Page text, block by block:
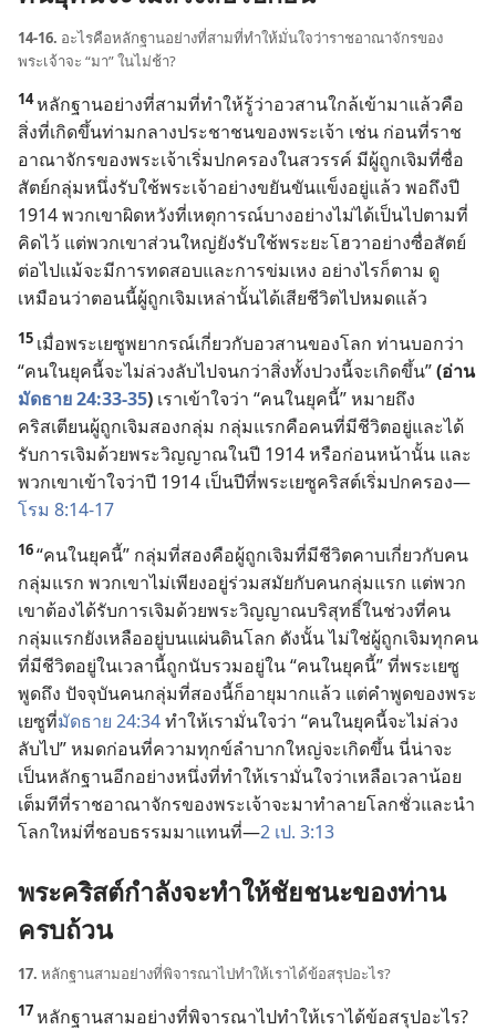
14-16. อะไรคือหลักฐานอย่างที่สามที่ทำให้มั่นใจว่าราชอาณาจักรของ
พระเจ้าจะ “มา” ในไม่ช้า?
14หลักฐานอย่างที่สามที่ทำให้รู้ว่าอวสานใกล้เข้ามาแล้วคือ
สิ่งที่เกิดขึ้นท่ามกลางประชาชนของพระเจ้า เช่น ก่อนที่ราช
อาณาจักรของพระเจ้าเริ่มปกครองในสวรรค์ มีผู้ถูกเจิมที่ซื่อ
สัตย์กลุ่มหนึ่งรับใช้พระเจ้าอย่างขยันขันแข็งอยู่แล้ว พอถึงปี
1914 พวกเขาผิดหวังที่เหตุการณ์บางอย่างไม่ได้เป็นไปตามที่
คิดไว้ แต่พวกเขาส่วนใหญ่ยังรับใช้พระยะโฮวาอย่างซื่อสัตย์
ต่อไปแม้จะมีการทดสอบและการข่มเหง อย่างไรก็ตาม ดู
เหมือนว่าตอนนี้ผู้ถูกเจิมเหล่านั้นได้เสียชีวิตไปหมดแล้ว
15 เมื่อพระเยซูพยากรณ์เกี่ยวกับอวสานของโลก ท่านบอกว่า
“คนในยุคนี้จะไม่ล่วงลับไปจนกว่าสิ่งทั้งปวงนี้จะเกิดขึ้น”(อ่าน
มัดธาย 24:33-35) เราเข้าใจว่า “คนในยุคนี้” หมายถึง
คริสเตียนผู้ถูกเจิมสองกลุ่ม กลุ่มแรกคือคนที่มีชีวิตอยู่และได้
รับการเจิมด้วยพระวิญญาณในปี 1914 หรือก่อนหน้านั้น และ
พวกเขาเข้าใจว่าปี 1914 เป็นปีที่พระเยซูคริสต์เริ่มปกครอง—
โรม 8:14-17
16“คนในยุคนี้” กลุ่มที่สองคือผู้ถูกเจิมที่มีชีวิตคาบเกี่ยวกับคน
กลุ่มแรก พวกเขาไม่เพียงอยู่ร่วมสมัยกับคนกลุ่มแรก แต่พวก
เขาต้องได้รับการเจิมด้วยพระวิญญาณบริสุทธิ์ในช่วงที่คน
กลุ่มแรกยังเหลืออยู่บนแผ่นดินโลก ดังนั้น ไม่ใช่ผู้ถูกเจิมทุกคน
ที่มีชีวิตอยู่ในเวลานี้ถูกนับรวมอยู่ใน “คนในยุคนี้” ที่พระเยซู
พูดถึง ปัจจุบันคนกลุ่มที่สองนี้ก็อายุมากแล้ว แต่คำพูดของพระ
เยซูที่มัดธาย 24:34ทำให้เรามั่นใจว่า “คนในยุคนี้จะไม่ล่วง
ลับไป” หมดก่อนที่ความทุกข์ลำบากใหญ่จะเกิดขึ้น นี่น่าจะ
เป็นหลักฐานอีกอย่างหนึ่งที่ทำให้เรามั่นใจว่าเหลือเวลาน้อย
เต็มทีที่ราชอาณาจักรของพระเจ้าจะมาทำลายโลกชั่วและนำ
โลกใหม่ที่ชอบธรรมมาแทนที่—2 เป. 3:13
พระคริสต์กำลังจะทำให้ชัยชนะของท่าน
ครบถ้วน
17. หลักฐานสามอย่างที่พิจารณาไปทำให้เราได้ข้อสรุปอะไร?
17หลักฐานสามอย่างที่พิจารณาไปทำให้เราได้ข้อสรุปอะไร?